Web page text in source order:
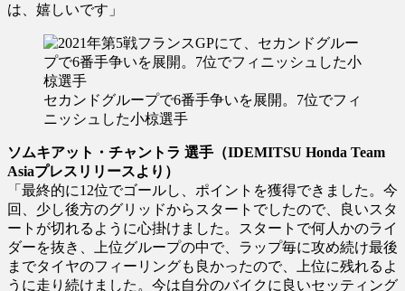
は、嬉しいです」
セカンドグループで6番手争いを展開。7位でフィ
ニッシュした小椋選手
ソムキアット・チャントラ 選手（IDEMITSU Honda Team
Asiaプレスリリースより）
「最終的に12位でゴールし、ポイントを獲得できました。今
回、少し後方のグリッドからスタートでしたので、良いスタ
ートが切れるように心掛けました。スタートで何人かのライ
ダーを抜き、上位グループの中で、ラップ毎に攻め続け最後
までタイヤのフィーリングも良かったので、上位に残れるよ
うに走り続けました。今は自分のバイクに良いセッティング